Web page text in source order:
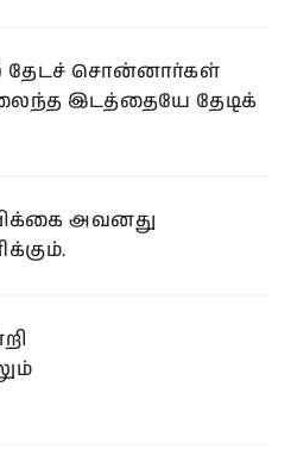
தேடச் சொன்னார்கள்
இடத்தையே தேடிக்
அவனது